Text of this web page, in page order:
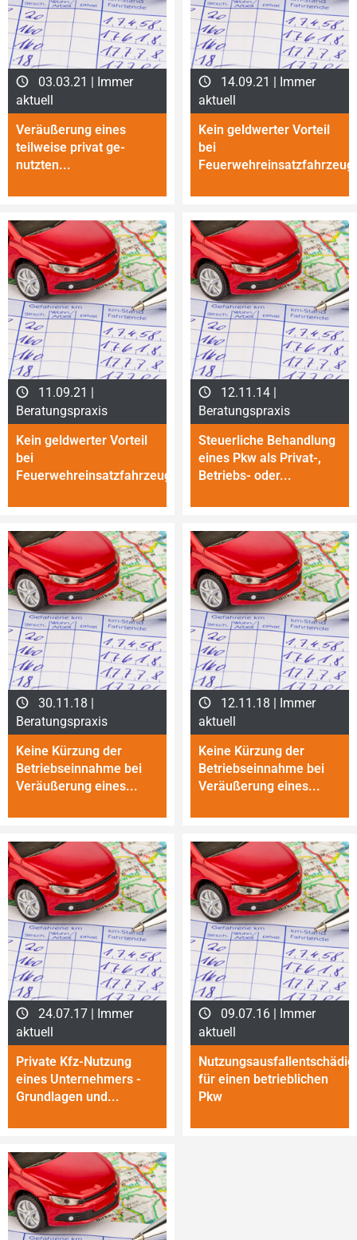
03.03.21 | Immer
aktuell
Veräußerung eines
teilweise privat ge­
nutzten...
14.09.21 | Immer
aktuell
Kein geldwerter Vorteil
bei
Feuerwehreinsatzfahrzeug
11.09.21 |
Beratungspraxis
Kein geldwerter Vorteil
bei
Feuerwehreinsatzfahrzeug
12.11.14 |
Beratungspraxis
Steuerliche Behandlung
eines Pkw als Privat-,
Betriebs- oder...
30.11.18 |
Beratungspraxis
Keine Kürzung der
Betriebseinnahme bei
Veräußerung eines...
12.11.18 | Immer
aktuell
Keine Kürzung der
Betriebseinnahme bei
Veräußerung eines...
24.07.17 | Immer
aktuell
Private Kfz-Nutzung
eines Unternehmers -
Grund­lagen und...
09.07.16 | Immer
aktuell
für einen betrieb­lichen
Pkw